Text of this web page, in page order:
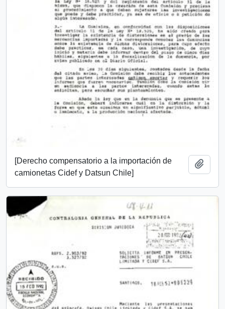
[Derecho compensatorio a la importación de
camionetas Cidef y Datsun Chile]